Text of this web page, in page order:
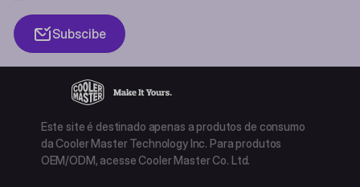
Subscibe
Este site é destinado apenas a produtos de consumo
da Cooler Master Technology Inc. Para produtos
OEM/ODM, acesse Cooler Master Co. Ltd.